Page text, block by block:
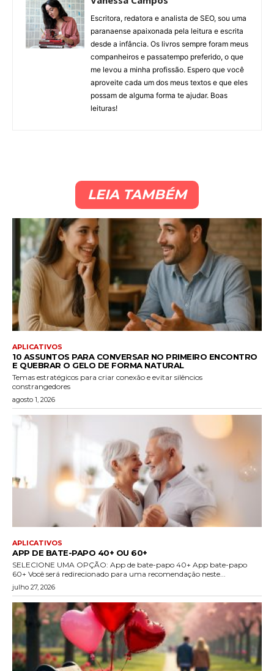
Escritora, redatora e analista de SEO, sou uma
paranaense apaixonada pela leitura e escrita
desde a infância. Os livros sempre foram meus
companheiros e passatempo preferido, o que
me levou a minha profissão. Espero que você
aproveite cada um dos meus textos e que eles
possam de alguma forma te ajudar. Boas
leituras!
LEIA TAMBÉM
APLICATIVOS
10 ASSUNTOS PARA CONVERSAR NO PRIMEIRO ENCONTRO
E QUEBRAR O GELO DE FORMA NATURAL
Temas estratégicos para criar conexão e evitar silêncios
constrangedores
agosto 1, 2026
APLICATIVOS
APP DE BATE-PAPO 40+ OU 60+
SELECIONE UMA OPÇÃO: App de bate-papo 40+ App bate-papo
60+ Você será redirecionado para uma recomendação neste...
julho 27, 2026